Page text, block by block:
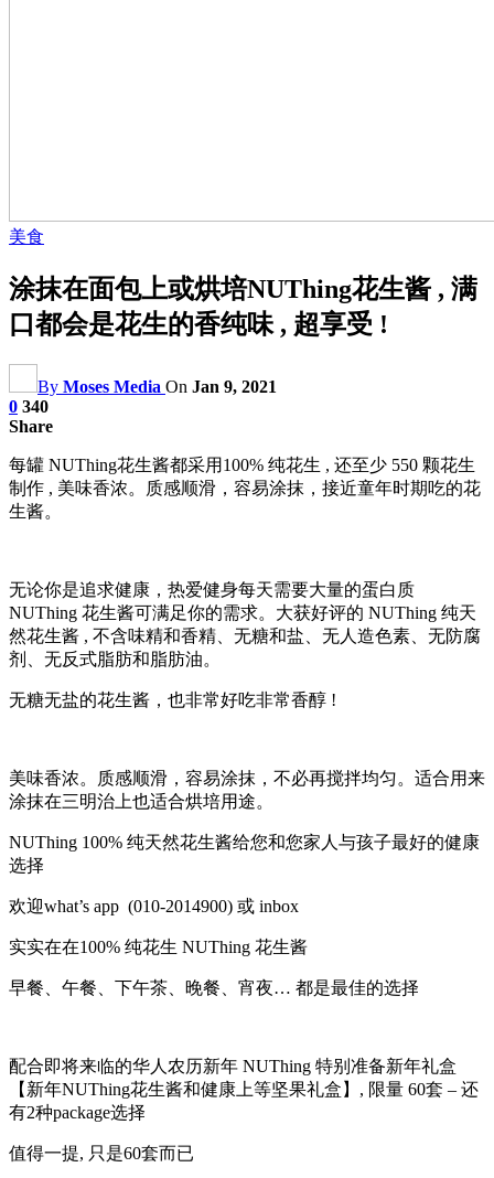
美食
涂抹在面包上或烘培NUThing花生酱 , 满
口都会是花生的香纯味 , 超享受 !
By Moses Media On Jan 9, 2021
0 340
Share
每罐 NUThing花生酱都采用100% 纯花生 , 还至少 550 颗花生
制作 , 美味香浓。质感顺滑，容易涂抹，接近童年时期吃的花
生酱。
无论你是追求健康，热爱健身每天需要大量的蛋白质
NUThing 花生酱可满足你的需求。大获好评的 NUThing 纯天
然花生酱 , 不含味精和香精、无糖和盐、无人造色素、无防腐
剂、无反式脂肪和脂肪油。
无糖无盐的花生酱，也非常好吃非常香醇 !
美味香浓。质感顺滑，容易涂抹，不必再搅拌均匀。适合用来
涂抹在三明治上也适合烘培用途。
NUThing 100% 纯天然花生酱给您和您家人与孩子最好的健康
选择
欢迎what’s app (010-2014900) 或 inbox
实实在在100% 纯花生 NUThing 花生酱
早餐、午餐、下午茶、晚餐、宵夜… 都是最佳的选择
配合即将来临的华人农历新年 NUThing 特别准备新年礼盒
【新年NUThing花生酱和健康上等坚果礼盒】, 限量 60套 – 还
有2种package选择
值得一提, 只是60套而已